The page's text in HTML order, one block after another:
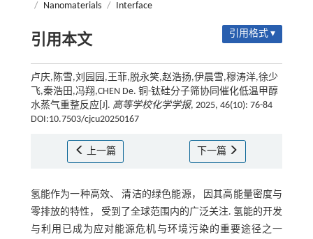
/
Nanomaterials / Interface
引用本文 引用格式 ▾
卢庆,陈雪,刘园园,王菲,脱永笑,赵浩扬,伊晨雪,穆涛洋,徐少
飞,秦浩田,冯翔,CHEN De. 铜-钛硅分子筛协同催化低温甲醇
水蒸气重整反应[J]. 高等学校化学学报, 2025, 46(10): 76-84
DOI:10.7503/cjcu20250167
上一篇 下一篇
氢能作为一种高效、 清洁的绿色能源， 因其高能量密度与
零排放的特性， 受到了全球范围内的广泛关注. 氢能的开发
与利用已成为应对能源危机与环境污染的重要途径之一